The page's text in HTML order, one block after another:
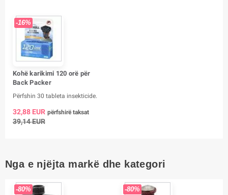
-16%
Kohë karikimi 120 orë për
Back Packer
Përfshin 30 tableta insekticide.
32,88 EUR përfshirë taksat
39,14 EUR
Nga e njëjta markë dhe kategori
-80% -80%